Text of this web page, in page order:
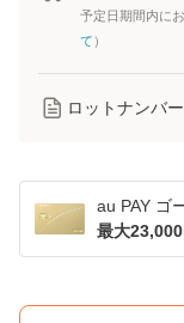
予定日期間内に
て ）
ロットナンバー
au PAY ゴ
最大